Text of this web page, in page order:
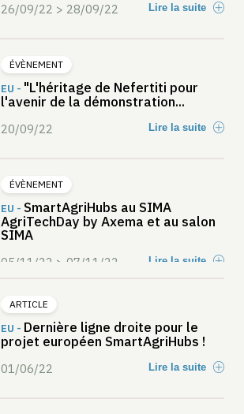
26/09/22 > 28/09/22 Lire la suite
ÉVÈNEMENT
EU - "L'héritage de Nefertiti pour
l'avenir de la démonstration...
20/09/22 Lire la suite
ÉVÈNEMENT
EU - SmartAgriHubs au SIMA
AgriTechDay by Axema et au salon
SIMA
05/11/22 > 07/11/22 Lire la suite
ARTICLE
EU - Dernière ligne droite pour le
projet européen SmartAgriHubs !
01/06/22 Lire la suite